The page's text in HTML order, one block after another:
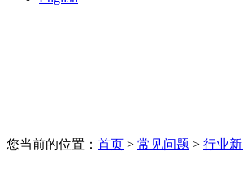
您当前的位置： 首页 > 常见问题 > 行业